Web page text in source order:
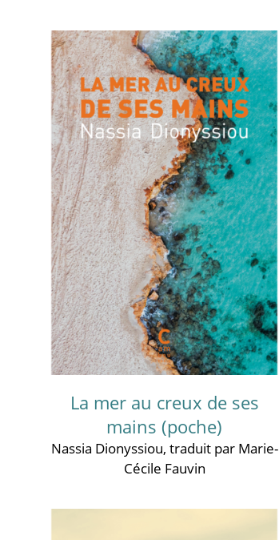
La mer au creux de ses
mains (poche)
Nassia Dionyssiou, traduit par Marie-
Cécile Fauvin